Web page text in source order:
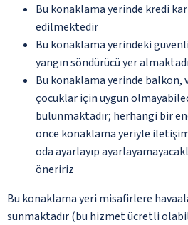
Bu konaklama yerinde kredi
edilmektedir
Bu konaklama yerindeki
yangın söndürücü yer
Bu konaklama yerinde balkon,
çocuklar için uygun
bulunmaktadır; herhangi bir
önce konaklama yeriyle
oda ayarlayıp
öneririz
Bu konaklama yeri misafirlere
sunmaktadır (bu hizmet ücretli